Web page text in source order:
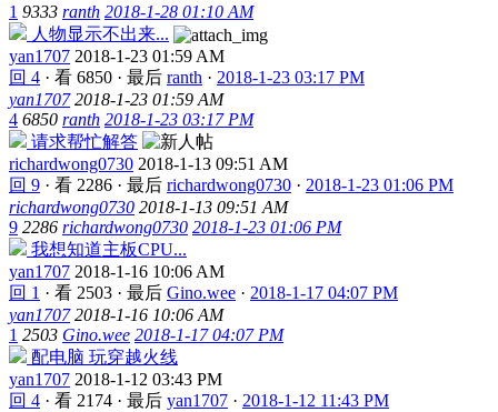
1 9333 ranth 2018-1-28 01:10 AM
人物显示不出来...
yan1707 2018-1-23 01:59 AM
回 4 · 看 6850 · 最后 ranth · 2018-1-23 03:17 PM
yan1707 2018-1-23 01:59 AM
4 6850 ranth 2018-1-23 03:17 PM
请求帮忙解答
richardwong0730 2018-1-13 09:51 AM
回 9 · 看 2286 · 最后 richardwong0730 · 2018-1-23 01:06 PM
richardwong0730 2018-1-13 09:51 AM
9 2286 richardwong0730 2018-1-23 01:06 PM
我想知道主板CPU...
yan1707 2018-1-16 10:06 AM
回 1 · 看 2503 · 最后 Gino.wee · 2018-1-17 04:07 PM
yan1707 2018-1-16 10:06 AM
1 2503 Gino.wee 2018-1-17 04:07 PM
配电脑 玩穿越火线
yan1707 2018-1-12 03:43 PM
回 4 · 看 2174 · 最后 yan1707 · 2018-1-12 11:43 PM